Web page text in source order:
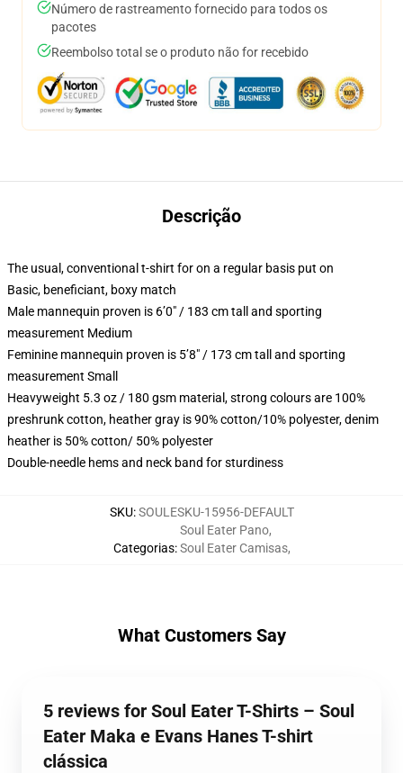
Número de rastreamento fornecido para todos os
pacotes
Reembolso total se o produto não for recebido
Descrição
The usual, conventional t-shirt for on a regular basis put on
Basic, beneficiant, boxy match
Male mannequin proven is 6’0″ / 183 cm tall and sporting
measurement Medium
Feminine mannequin proven is 5’8″ / 173 cm tall and sporting
measurement Small
Heavyweight 5.3 oz / 180 gsm material, strong colours are 100%
preshrunk cotton, heather gray is 90% cotton/10% polyester, denim
heather is 50% cotton/ 50% polyester
Double-needle hems and neck band for sturdiness
SKU:SOULESKU-15956-DEFAULT
Categorias:
Soul Eater Pano,
Soul Eater Camisas,
What Customers Say
5 reviews for Soul Eater T-Shirts – Soul
Eater Maka e Evans Hanes T-shirt
clássica